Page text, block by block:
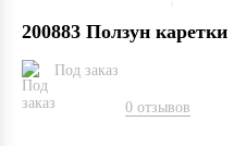
200883 Ползун каретки
Под заказ
0 отзывов